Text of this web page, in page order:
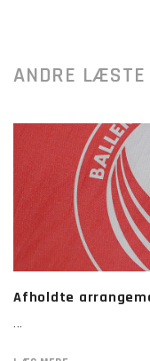
ANDRE LÆSTE
Afholdte
...